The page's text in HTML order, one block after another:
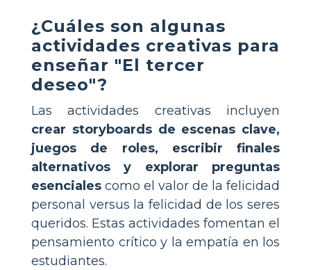
¿Cuáles son algunas
actividades creativas para
enseñar "El tercer
deseo"?
Las actividades creativas incluyen
crear storyboards de escenas clave,
juegos de roles, escribir finales
alternativos y explorar preguntas
esenciales como el valor de la felicidad
personal versus la felicidad de los seres
queridos. Estas actividades fomentan el
pensamiento crítico y la empatía en los
estudiantes.